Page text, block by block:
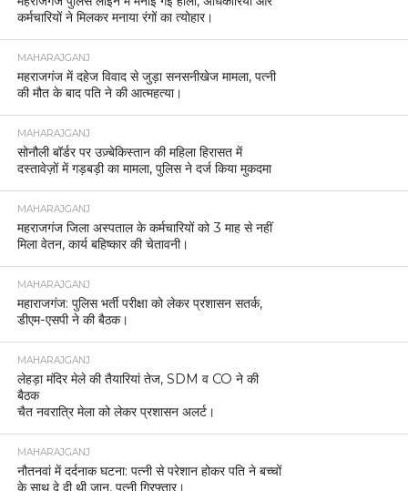
कर्मचारियों ने मिलकर मनाया रंगों का त्योहार।
MAHARAJGANJ
महराजगंज में दहेज विवाद से जुड़ा सनसनीखेज मामला, पत्नी
की मौत के बाद पति ने की आत्महत्या।
MAHARAJGANJ
सोनौली बॉर्डर पर उज़्बेकिस्तान की महिला हिरासत में
दस्तावेज़ों में गड़बड़ी का मामला, पुलिस ने दर्ज किया मुकदमा
MAHARAJGANJ
महराजगंज जिला अस्पताल के कर्मचारियों को 3 माह से नहीं
मिला वेतन, कार्य बहिष्कार की चेतावनी।
MAHARAJGANJ
महाराजगंज: पुलिस भर्ती परीक्षा को लेकर प्रशासन सतर्क,
डीएम-एसपी ने की बैठक।
MAHARAJGANJ
लेहड़ा मंदिर मेले की तैयारियां तेज, SDM व CO ने की
बैठक
चैत नवरात्रि मेला को लेकर प्रशासन अलर्ट।
MAHARAJGANJ
नौतनवां में दर्दनाक घटना: पत्नी से परेशान होकर पति ने बच्चों
के साथ दे दी थी जान, पत्नी गिरफ्तार।